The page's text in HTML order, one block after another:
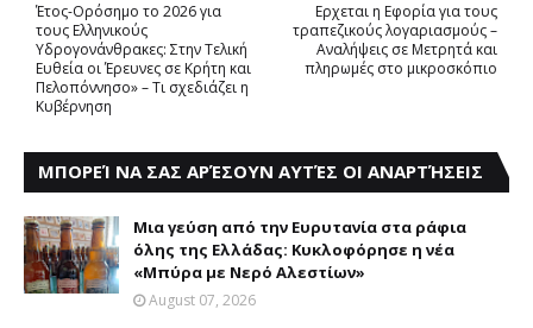
Eρχεται η Eφορία για τους
τραπεζικούς λογαριασμούς –
Aναλήψεις σε Mετρητά και
πληρωμές στο μικροσκόπιο
Έτος-Ορόσημο το 2026 για
τους Ελληνικούς
Υδρογονάνθρακες: Στην Τελική
Ευθεία οι Έρευνες σε Κρήτη και
Πελοπόννησο» – Τι σχεδιάζει η
Κυβέρνηση
ΜΠΟΡΕΊ ΝΑ ΣΑΣ ΑΡΈΣΟΥΝ ΑΥΤΈΣ ΟΙ ΑΝΑΡΤΉΣΕΙΣ
Mια γεύση από την Eυρυτανία στα ράφια
όλης της Ελλάδας: Κυκλοφόρησε η νέα
«Μπύρα με Nερό Aλεστίων»
August 07, 2026